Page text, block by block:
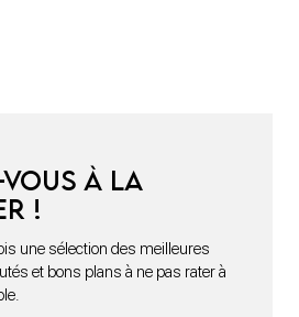
à la
!
une sélection des meilleures
et bons plans à ne pas rater à